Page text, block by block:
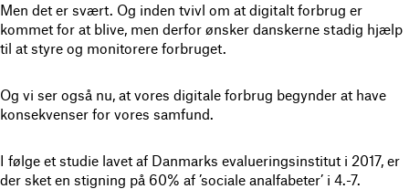
Men det er svært. Og inden tvivl om at digitalt forbrug er
kommet for at blive, men derfor ønsker danskerne stadig hjælp
til at styre og monitorere forbruget.
Og vi ser også nu, at vores digitale forbrug begynder at have
konsekvenser for vores samfund.
I følge et studie lavet af Danmarks evalueringsinstitut i 2017, er
der sket en stigning på 60% af ’sociale analfabeter’ i 4.-7.